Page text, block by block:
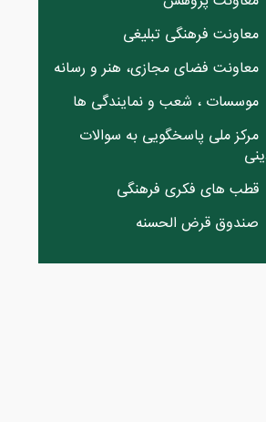
معاونت فرهنگی تبلیغی
معاونت فضای مجازی، هنر و رسانه
موسسات ، شعب و نمایندگی ها
مرکز ملی پاسخگویی به سوالات
قطب های فکری فرهنگی
صندوق قرض الحسنه